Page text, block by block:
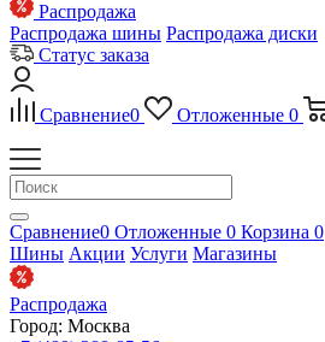
Распродажа
Распродажа шины Распродажа диски
Статус заказа
Сравнение0 Отложенные 0
Сравнение0 Отложенные 0 Корзина 0
Шины Акции Услуги Магазины
Распродажа
Город: Москва